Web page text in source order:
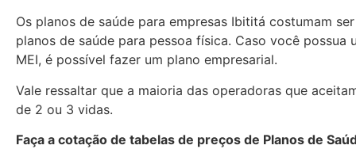
Os planos de saúde para empresas Ibititá costumam
planos de saúde para pessoa física. Caso você possua
MEI, é possível fazer um plano empresarial.
Vale ressaltar que a maioria das operadoras que
de 2 ou 3 vidas.
Faça a cotação de tabelas de preços de Planos de